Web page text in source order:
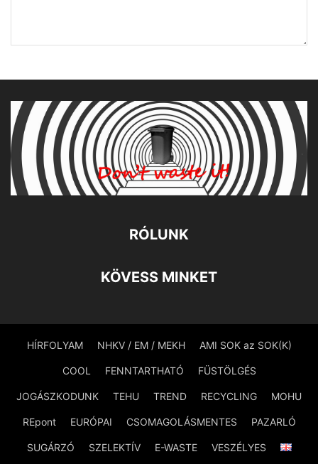
RÓLUNK
KÖVESS MINKET
HÍRFOLYAM NHKV / EM / MEKH AMI SOK az SOK(K)
COOL FENNTARTHATÓ FÜSTÖLGÉS
JOGÁSZKODUNK TEHU TREND RECYCLING MOHU
REpont EURÓPAI CSOMAGOLÁSMENTES PAZARLÓ
SUGÁRZÓ SZELEKTÍV E-WASTE VESZÉLYES